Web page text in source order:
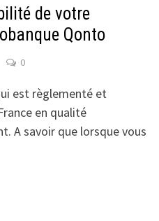
de votre
Qonto
0
est règlementé et
en qualité
A savoir que lorsque vous